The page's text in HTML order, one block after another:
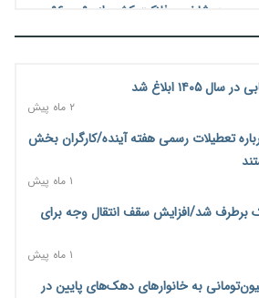
فشار اقتصادی در مسیر صعود؛ شاخص فلاکت کشور از ۹۰ به ۹۶
بازار خرید اعتباری؛ فین‌تک‌ها وارد میدان
۲ روز پیش
کارت» برای دانشجویان تحصیلات تکمیلی
بانکی؛ افزایش سپرده قانونی با هدف
۱۴۰۵ ابلاغ شد
۲ ماه پیش
تعطیلات رسمی هفته آینده/کارگران بخش
۱ ماه پیش
خدمات ۴ بانک برطرف شد/افزایش سقف انتقال وجه برای
۱ ماه پیش
اعتبار ۳۰ میلیون‌تومانی به خانوارهای دهک‌های پایین در